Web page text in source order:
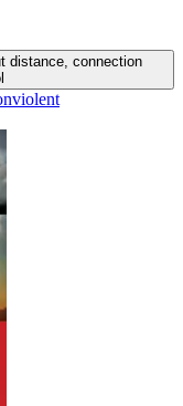
distance, connection